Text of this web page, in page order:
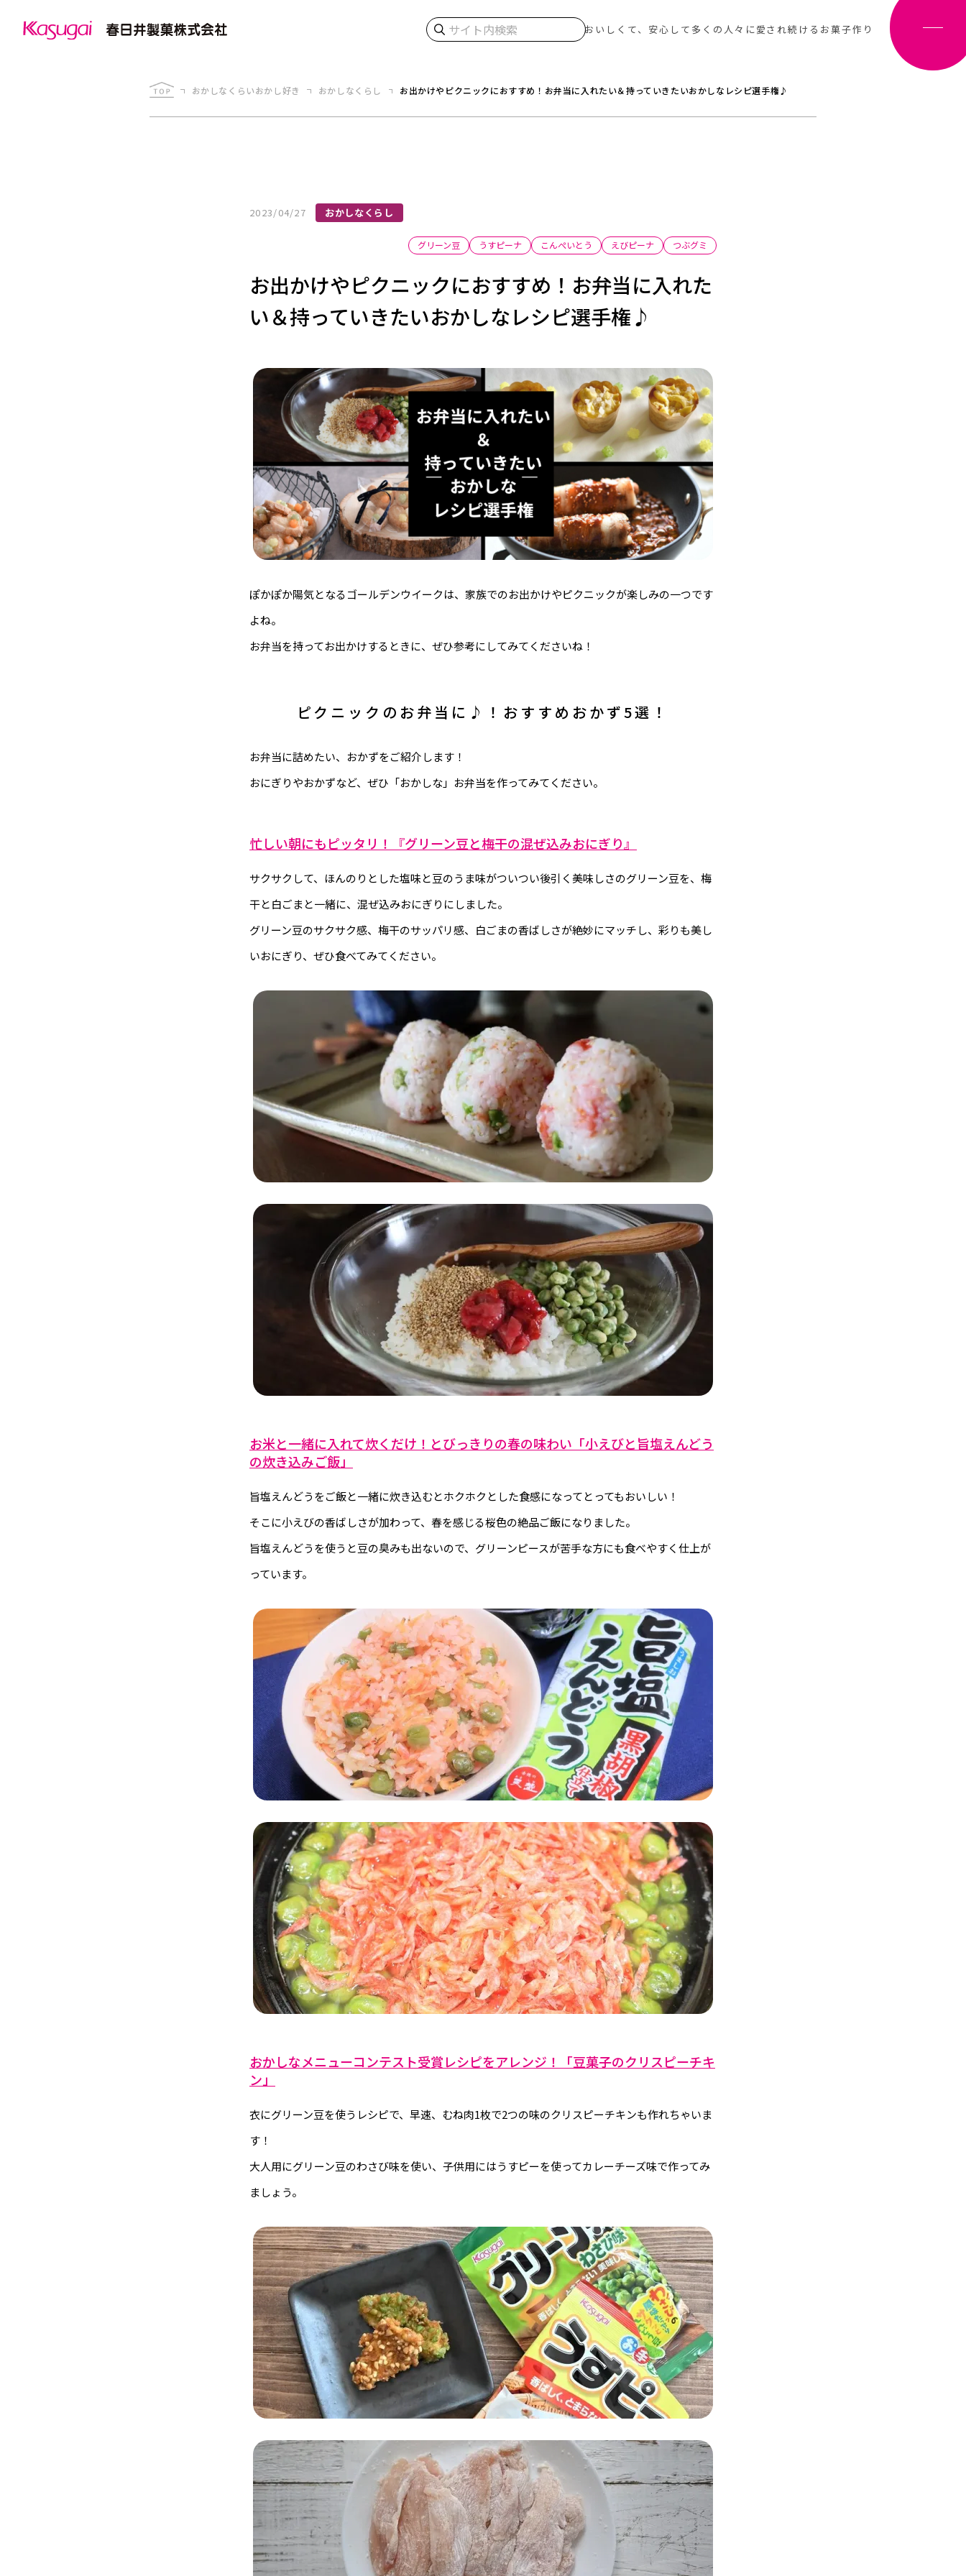
検索 おいしくて、安心して多くの人々に愛され続けるお菓子作り
おかしなくらいおかし好き おかしなくらし お出かけやピクニックにおすすめ！お弁当に入れたい＆持っていきたいおかしなレシピ選手権♪
2023/04/27 おかしなくらし
グリーン豆 うすピーナ こんぺいとう えびピーナ つぶグミ
お出かけやピクニックにおすすめ！お弁当に入れた
い＆持っていきたいおかしなレシピ選手権♪
ぽかぽか陽気となるゴールデンウイークは、家族でのお出かけやピクニックが楽しみの一つです
よね。
お弁当を持ってお出かけするときに、ぜひ参考にしてみてくださいね！
ピクニックのお弁当に♪！おすすめおかず5選！
お弁当に詰めたい、おかずをご紹介します！
おにぎりやおかずなど、ぜひ「おかしな」お弁当を作ってみてください。
忙しい朝にもピッタリ！『グリーン豆と梅干の混ぜ込みおにぎり』
サクサクして、ほんのりとした塩味と豆のうま味がついつい後引く美味しさのグリーン豆を、梅
干と白ごまと一緒に、混ぜ込みおにぎりにしました。
グリーン豆のサクサク感、梅干のサッパリ感、白ごまの香ばしさが絶妙にマッチし、彩りも美し
いおにぎり、ぜひ食べてみてください。
お米と一緒に入れて炊くだけ！とびっきりの春の味わい「小えびと旨塩えんどう
の炊き込みご飯」
旨塩えんどうをご飯と一緒に炊き込むとホクホクとした食感になってとってもおいしい！
そこに小えびの香ばしさが加わって、春を感じる桜色の絶品ご飯になりました。
旨塩えんどうを使うと豆の臭みも出ないので、グリーンピースが苦手な方にも食べやすく仕上が
っています。
おかしなメニューコンテスト受賞レシピをアレンジ！「豆菓子のクリスピーチキ
ン」
衣にグリーン豆を使うレシピで、早速、むね肉1枚で2つの味のクリスピーチキンも作れちゃいま
す！
大人用にグリーン豆のわさび味を使い、子供用にはうすピーを使ってカレーチーズ味で作ってみ
ましょう。